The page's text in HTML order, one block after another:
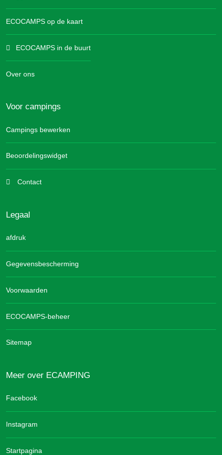
ECOCAMPS op de kaart
ECOCAMPS in de buurt
Over ons
Voor campings
Campings bewerken
Beoordelingswidget
Contact
Legaal
afdruk
Gegevensbescherming
Voorwaarden
ECOCAMPS-beheer
Sitemap
Meer over ECAMPING
Facebook
Instagram
Startpagina